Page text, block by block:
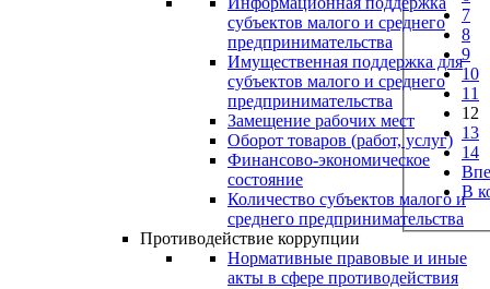
субъектов малого и среднего
предпринимательства
Имущественная поддержка для
субъектов малого и среднего
предпринимательства
Замещение рабочих мест
Оборот товаров (работ, услуг)
Финансово-экономическое
состояние
Количество субъектов малого и
среднего предпринимательства
Противодействие коррупции
Нормативные правовые и иные
акты в сфере противодействия
7
8
9
10
11
12
13
14
В